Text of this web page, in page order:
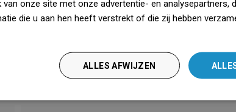
Bedekking
onze site met onze advertentie- en analysepartners,
die u aan hen heeft verstrekt of die zij hebben
ALLES AFWIJZEN